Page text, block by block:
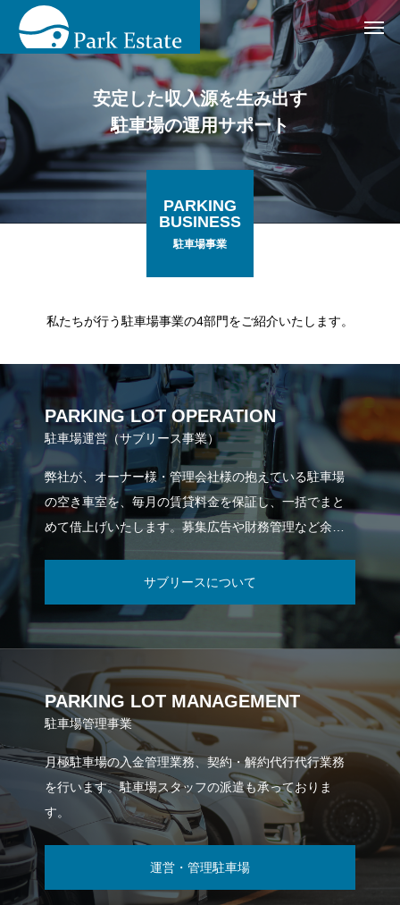
安定した収入源を生み出す
駐車場の運用サポート
PARKING
BUSINESS
駐車場事業
私たちが行う駐車場事業の4部門をご紹介いたします。
PARKING LOT OPERATION
駐車場運営（サブリース事業）
弊社が、オーナー様・管理会社様の抱えている駐車場
の空き車室を、毎月の賃貸料金を保証し、一括でまと
めて借上げいたします。募集広告や財務管理など余計
な手間や作業がなくなり安定した利益をお約束しま
サブリースについて
PARKING LOT MANAGEMENT
駐車場管理事業
月極駐車場の入金管理業務、契約・解約代行代行業務
を行います。駐車場スタッフの派遣も承っておりま
す。
運営・管理駐車場